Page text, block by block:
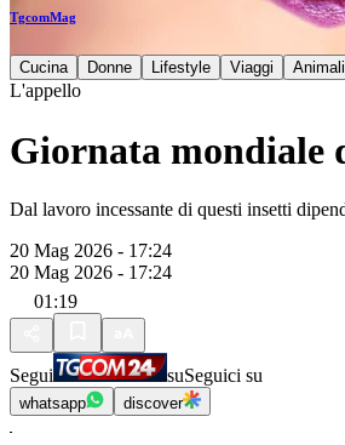
TgcomMag
Cucina Donne Lifestyle Viaggi Animali
L'appello
Giornata mondiale
Dal lavoro incessante di questi insetti
20 Mag 2026 - 17:24
20 Mag 2026 - 17:24
01:19
Segui suSeguici su
whatsapp discover